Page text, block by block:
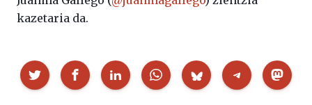
kazetaria da.
Partekatu